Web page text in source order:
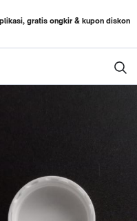
gratis ongkir & kupon diskon